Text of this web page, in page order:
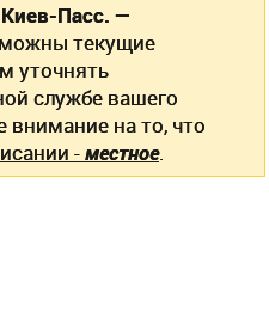
Пасс. —
текущие
уточнять
службе вашего
на то, что
-местное.